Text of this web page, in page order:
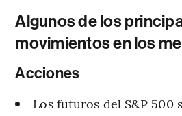
Algunos de los
movimientos en los
Acciones
Los futuros del S&P 500